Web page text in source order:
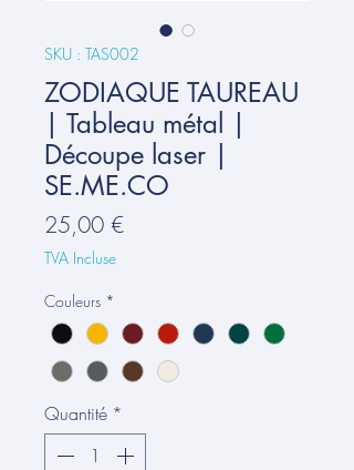
SKU : TAS002
ZODIAQUE TAUREAU
| Tableau métal |
Découpe laser |
SE.ME.CO
25,00 €Prix
TVA Incluse
Couleurs *
Quantité *